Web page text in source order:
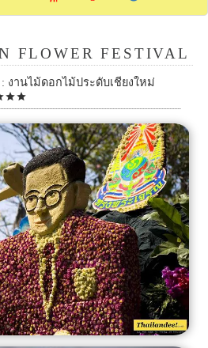
FLOWER FESTIVAL
: งานไม้ดอกไม้ประดับเชียงใหม่
starstar